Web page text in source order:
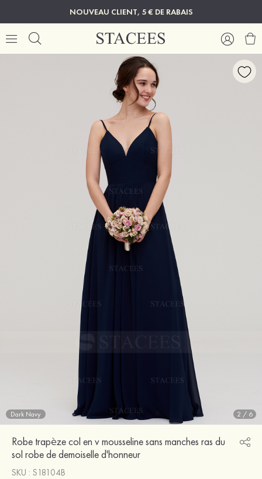
NOUVEAU CLIENT, 5 € DE RABAIS
Dark Navy 2 / 6
Robe trapèze col en v mousseline sans manches ras du
sol robe de demoiselle d'honneur
SKU : S18104B